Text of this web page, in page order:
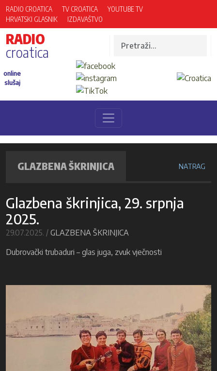
RADIO CROATICA TV CROATICA
YOUTUBE TV
HRVATSKI GLASNIK
IZDAVAŠTVO
RADIO
croatica
online
slušaj
GLAZBENA ŠKRINJICA NATRAG
Glazbena škrinjica, 29. srpnja
2025.
29.07.2025. / GLAZBENA ŠKRINJICA
Dubrovački trubaduri – glas juga, zvuk vječnosti